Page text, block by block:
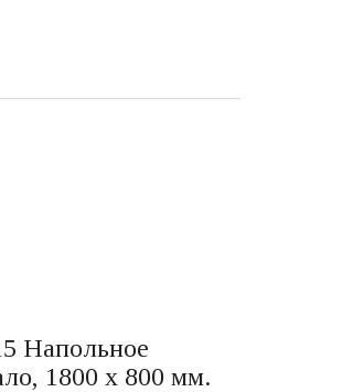
Напольное
1800 х 800 мм.